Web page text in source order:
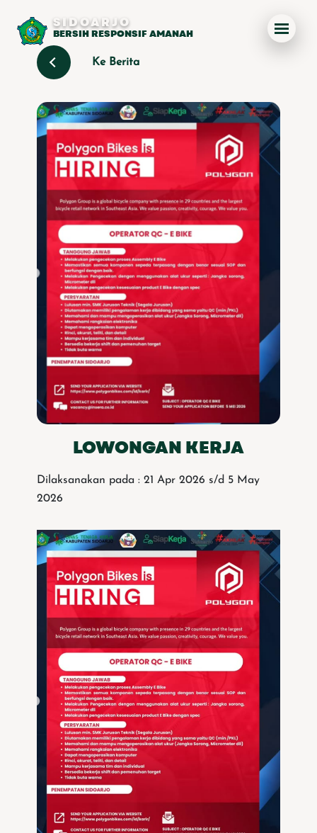
SIDOARJO
BERSIH RESPONSIF AMANAH
Ke Berita
LOWONGAN KERJA
Dilaksanakan pada : 21 Apr 2026 s/d 5 May
2026